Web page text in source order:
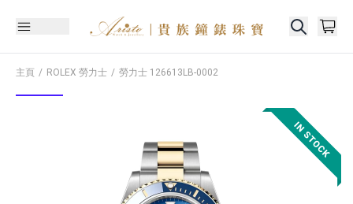
主頁 ROLEX 勞力士 勞力士 126613LB-0002